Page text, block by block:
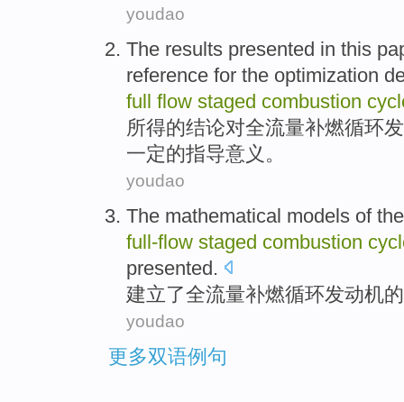
youdao
The results presented in this
reference for the optimization
full flow staged combustion
所得的结论对全流量补燃循环
一定的指导意义。
youdao
The mathematical models of
full-flow staged combustion
presented.
建立了全流量补燃循环发动机的
youdao
更多双语例句